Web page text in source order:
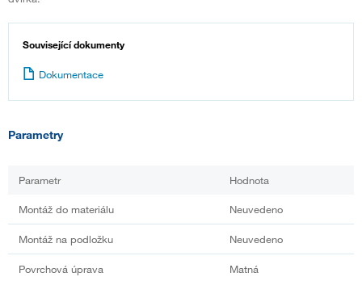
Související dokumenty
Dokumentace
Parametry
Parametr Hodnota
Montáž do materiálu Neuvedeno
Montáž na podložku Neuvedeno
Povrchová úprava Matná